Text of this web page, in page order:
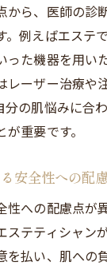
から、医師の診
。例えばエステ
った機器を用い
レーザー治療や
分の肌悩みに合
重要です。
安全性への配
性への配慮点が
ステティシャン
を払い、肌への